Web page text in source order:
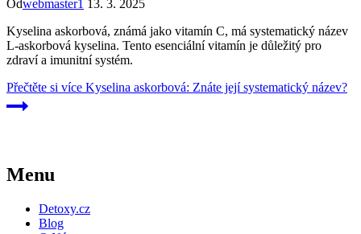
Odwebmaster1 13. 3. 2025
Kyselina askorbová, známá jako vitamín C, má systematický název
L-askorbová kyselina. Tento esenciální vitamín je důležitý pro
zdraví a imunitní systém.
Přečtěte si více Kyselina askorbová: Znáte její systematický název?
Menu
Detoxy.cz
Blog